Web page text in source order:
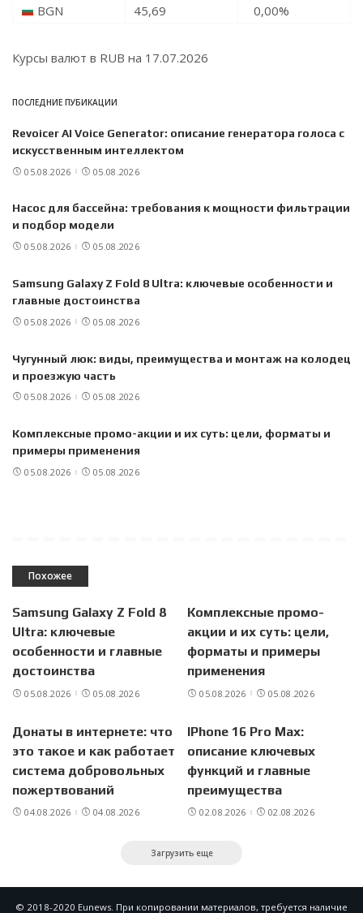
BGN
45,69 0,00%
Курсы валют в RUB на 17.07.2026
ПОСЛЕДНИЕ ПУБИКАЦИИ
Revoicer AI Voice Generator: описание генератора голоса с
искусственным интеллектом
05.08.2026 05.08.2026
Насос для бассейна: требования к мощности фильтрации
и подбор модели
05.08.2026 05.08.2026
Samsung Galaxy Z Fold 8 Ultra: ключевые особенности и
главные достоинства
05.08.2026 05.08.2026
Чугунный люк: виды, преимущества и монтаж на колодец
и проезжую часть
05.08.2026 05.08.2026
Комплексные промо-акции и их суть: цели, форматы и
примеры применения
05.08.2026 05.08.2026
Похожее
Samsung Galaxy Z Fold 8
Ultra: ключевые
особенности и главные
достоинства
05.08.2026 05.08.2026
Комплексные промо-
акции и их суть: цели,
форматы и примеры
применения
05.08.2026 05.08.2026
Донаты в интернете: что
это такое и как работает
система добровольных
пожертвований
04.08.2026 04.08.2026
IPhone 16 Pro Max:
описание ключевых
функций и главные
преимущества
02.08.2026 02.08.2026
Загрузить еще
© 2018-2020 Eunews. При копировании материалов, требуется наличие